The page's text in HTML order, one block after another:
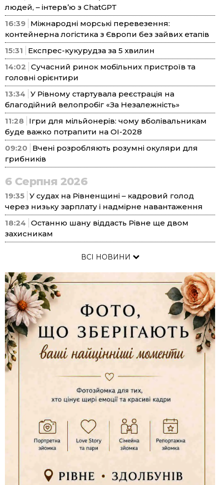
людей, – інтерв’ю з ChatGPT
16:39 Міжнародні морські перевезення:
контейнерна логістика з Європи без зайвих етапів
15:31
Експрес-кукурудза за 5 хвилин
14:02 Сучасний ринок мобільних пристроїв та
головні орієнтири
13:34 У Рівному стартувала реєстрація на
благодійний велопробіг «За Незалежність»
11:28
Ігри для мільйонерів: чому вболівальникам
буде важко потрапити на ОІ-2028
09:20
Вчені розробляють розумні окуляри для
грибників
6 Серпня 2026
19:35 У судах на Рівненщині – кадровий голод
через низьку зарплату і надмірне навантаження
18:24 Останню шану віддасть Рівне ще двом
захисникам
ВСІ НОВИНИ